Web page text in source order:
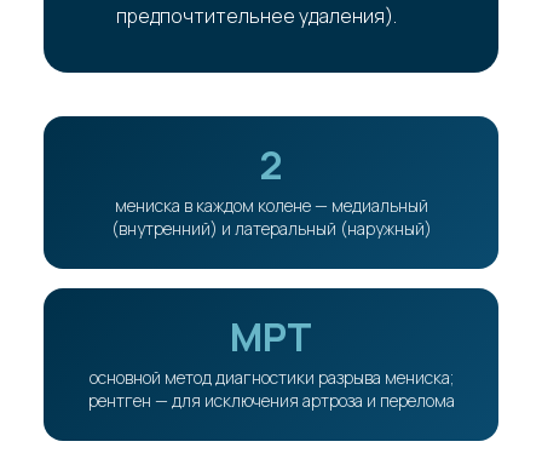
предпочтительнее удаления).
2
мениска в каждом колене — медиальный
(внутренний) и латеральный (наружный)
МРТ
основной метод диагностики разрыва мениска;
рентген — для исключения артроза и перелома